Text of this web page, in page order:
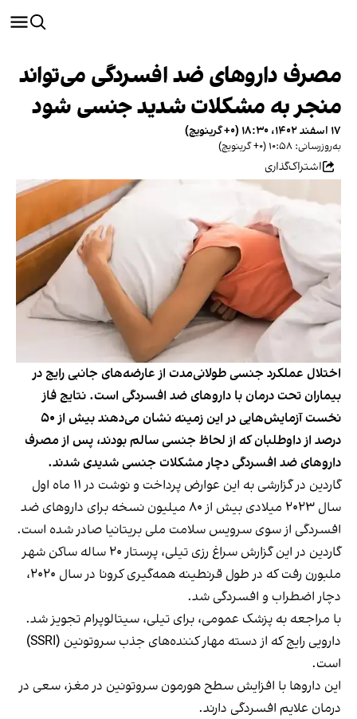
مصرف داروهای ضد افسردگی می‌تواند
منجر به مشکلات شدید جنسی شود
۱۷ اسفند ۱۴۰۲، ۱۸:۳۰ (‎+۰ گرینویچ)
به‌روزرسانی: ۱۰:۵۸ (‎+۰ گرینویچ)
اشتراک‌گذاری
اختلال عملکرد جنسی طولانی‌مدت از عارضه‌های جانبی رایج در
بیماران تحت درمان با داروهای ضد افسردگی است. نتایج فاز
نخست آزمایش‌هایی در این زمینه نشان می‌دهند بیش از ۵۰
درصد از داوطلبان که از لحاظ جنسی سالم بودند، پس از مصرف
داروهای ضد افسردگی دچار مشکلات جنسی شدیدی شدند.
گاردین در گزارشی
به این عوارض پرداخت و نوشت در ۱۱ ماه اول
سال ۲۰۲۳ میلادی بیش از ۸۰ میلیون نسخه برای داروهای ضد
افسردگی از سوی سرویس سلامت ملی بریتانیا صادر شده است.
گاردین در این گزارش سراغ رزی تیلی، پرستار ۲۰ ساله ساکن شهر
ملبورن رفت که در طول قرنطینه همه‌گیری کرونا در سال ۲۰۲۰،
دچار اضطراب و افسردگی شد.
با مراجعه به پزشک عمومی، برای تیلی، سیتالوپرام تجویز شد.
دارویی رایج که از دسته‌ مهار کننده‌های جذب سروتونین (SSRI)
است.
این داروها با افزایش سطح هورمون سروتونین در مغز، سعی در
درمان علایم افسردگی دارند.